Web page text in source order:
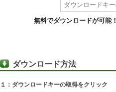
無料でダウンロードが可能！
ダウンロード方法
１：ダウンロードキーの取得をクリック